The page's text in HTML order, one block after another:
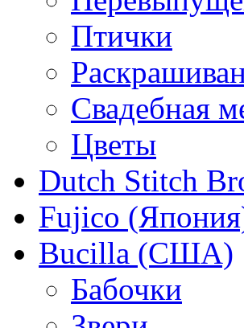
Птички
Свадебная
Цветы
Dutch Stitch
Fujico
Bucilla (США)
Бабочки